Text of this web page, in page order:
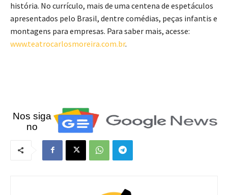
história. No currículo, mais de uma centena de espetáculos
apresentados pelo Brasil, dentre comédias, peças infantis e
montagens para empresas. Para saber mais, acesse:
www.teatrocarlosmoreira.com.br.
Nos siga
no